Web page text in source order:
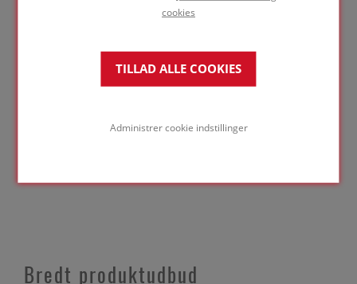
cookies
TILLAD ALLE COOKIES
Administrer cookie indstillinger
PDS-FOAMGLAS S3-DK 315,92 KB
Sikkerhedsdatablad
Bredt produktudbud